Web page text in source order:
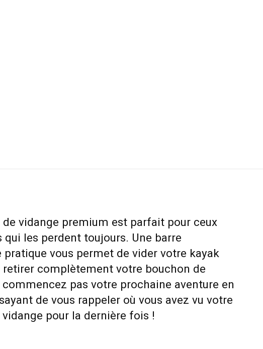
de vidange premium est parfait pour ceux
qui les perdent toujours. Une barre
pratique vous permet de vider votre kayak
retirer complètement votre bouchon de
pas votre prochaine aventure en
de vous rappeler où vous avez vu votre
pour la dernière fois !